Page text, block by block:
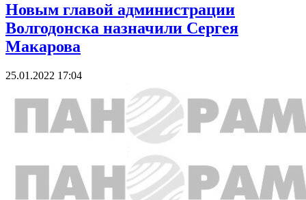
Новым главой администрации
Волгодонска назначили Сергея
Макарова
25.01.2022 17:04